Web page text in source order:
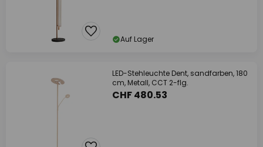
Auf Lager
LED-Stehleuchte Dent, sandfarben, 180
cm, Metall, CCT 2-flg.
CHF 480.53